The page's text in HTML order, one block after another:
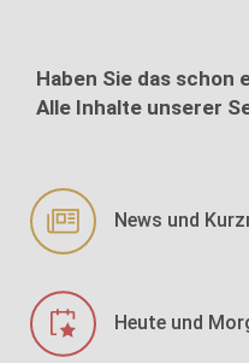
Haben Sie das schon
Alle Inhalte unserer
News und
Heute und